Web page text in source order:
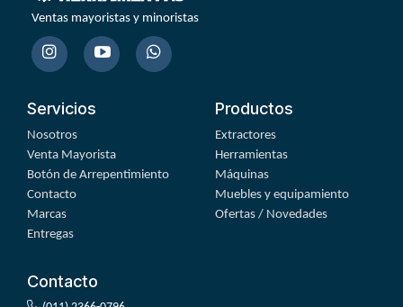
Ventas mayoristas y minoristas
Servicios
Nosotros
Venta Mayorista
Botón de Arrepentimiento
Contacto
Marcas
Entregas
Productos
Extractores
Herramientas
Máquinas
Muebles y equipamiento
Ofertas / Novedades
Contacto